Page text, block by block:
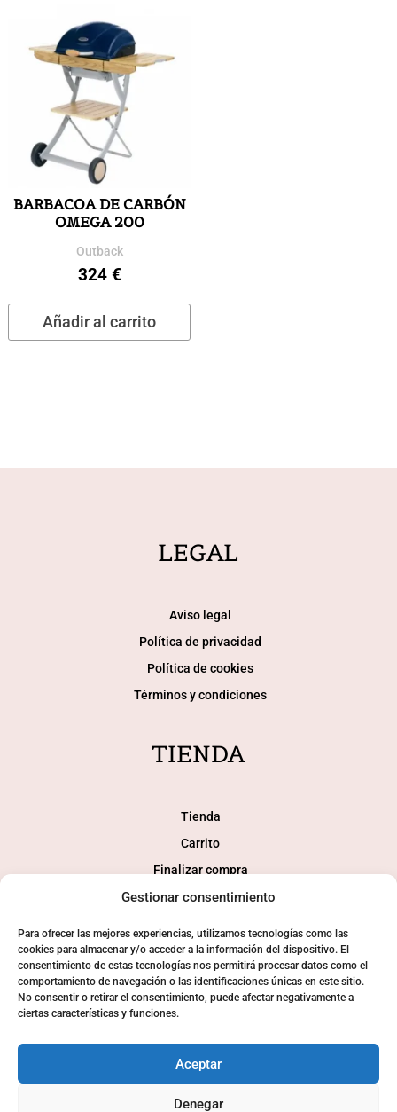
Gestionar consentimiento
Para ofrecer las mejores experiencias, utilizamos tecnologías como las
cookies para almacenar y/o acceder a la información del dispositivo. El
consentimiento de estas tecnologías nos permitirá procesar datos como el
comportamiento de navegación o las identificaciones únicas en este sitio.
No consentir o retirar el consentimiento, puede afectar negativamente a
ciertas características y funciones.
Aceptar
Denegar
BARBACOA DE CARBÓN
OMEGA 200
Outback
324 €
Añadir al carrito
LEGAL
Aviso legal
Política de privacidad
Política de cookies
Términos y condiciones
TIENDA
Tienda
Carrito
Finalizar compra
Mi cuenta
SOCIAL
© 2024 Consaborahumo.com | Desarollo tienda online